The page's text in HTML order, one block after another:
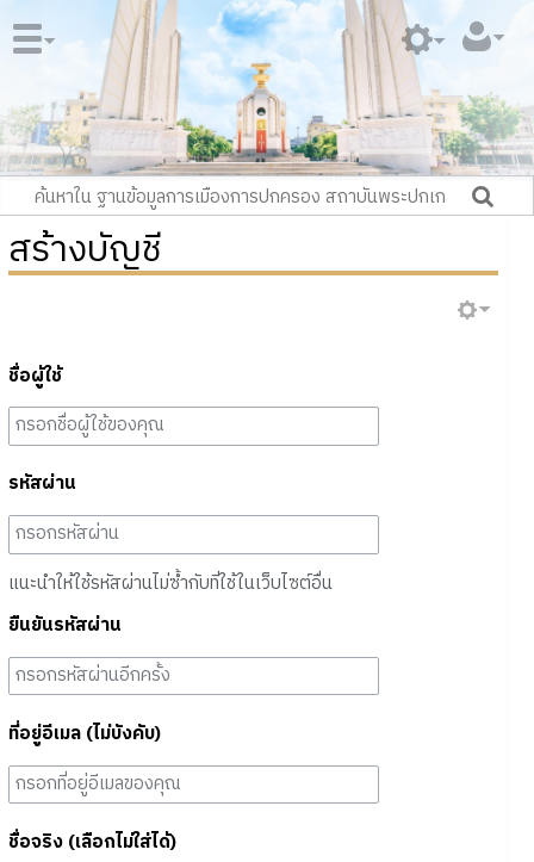
สร้างบัญชี
ชื่อผู้ใช้
รหัสผ่าน
แนะนำให้ใช้รหัสผ่านไม่ซ้ำกับที่ใช้ในเว็บไซต์อื่น
ยืนยันรหัสผ่าน
ที่อยู่อีเมล (ไม่บังคับ)
ชื่อจริง (เลือกไม่ใส่ได้)